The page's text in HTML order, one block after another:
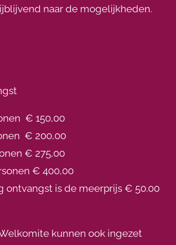
naar de mogelijkheden.
€ 150,00
€ 200,00
€ 275,00
€ 400,00
ontvangst is de meerprijs € 50.00
kunnen ook ingezet